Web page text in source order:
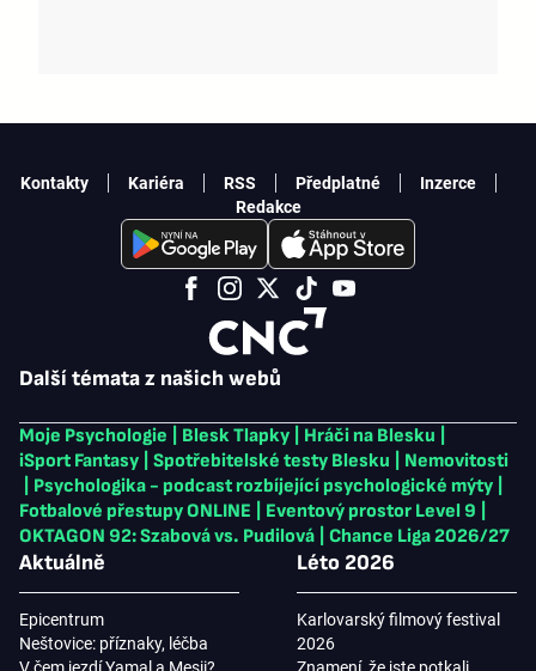
Další témata z našich webů
Moje Psychologie Blesk Tlapky Hráči na Blesku
iSport Fantasy
Spotřebitelské testy Blesku
Nemovitosti
Psychologika - podcast rozbíjející psychologické mýty
Fotbalové přestupy ONLINE
Eventový prostor Level 9
OKTAGON 92: Szabová vs. Pudilová
Chance Liga 2026/27
Aktuálně
Epicentrum
Neštovice: příznaky, léčba
Léto 2026
Karlovarský filmový festival
2026
Kontakty Kariéra RSS Předplatné
Inzerce
Redakce